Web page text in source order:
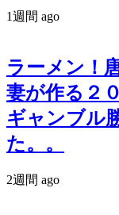
1週間 ago
ラーメン！
妻が作る２
ギャンブル
た。。
2週間 ago